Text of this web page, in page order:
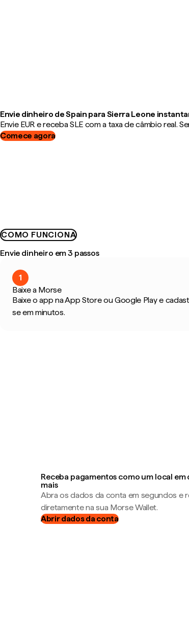
Envie dinheiro de Spain para Sierra Leone
Envie EUR e receba SLE com a taxa de câmbio real.
Comece agora
COMO FUNCIONA
Envie dinheiro em 3 passos
1
Baixe a Morse
Baixe o app na App Store ou Google Play e
se em minutos.
Receba pagamentos como um local
mais
Abra os dados da conta em segundos e
diretamente na sua Morse Wallet.
Abrir dados da conta